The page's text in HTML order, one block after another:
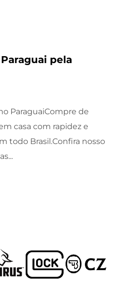
pela
ParaguaiCompre de
casa com rapidez e
todo Brasil.Confira nosso